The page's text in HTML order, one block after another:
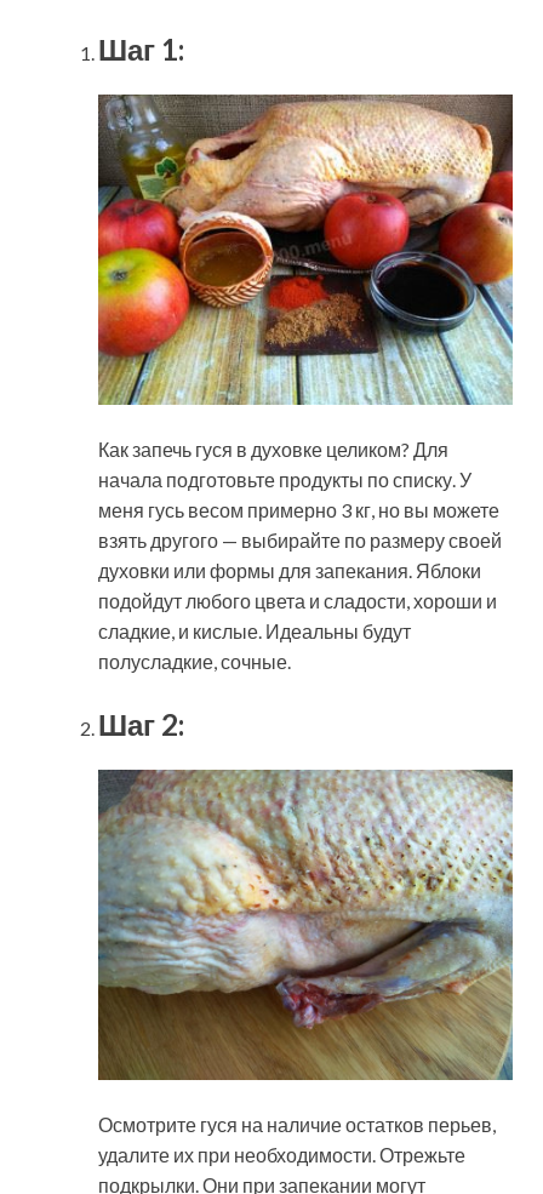
Шаг 1:
Как запечь гуся в духовке целиком? Для
начала подготовьте продукты по списку. У
меня гусь весом примерно 3 кг, но вы можете
взять другого — выбирайте по размеру своей
духовки или формы для запекания. Яблоки
подойдут любого цвета и сладости, хороши и
сладкие, и кислые. Идеальны будут
полусладкие, сочные.
Шаг 2:
Осмотрите гуся на наличие остатков перьев,
удалите их при необходимости. Отрежьте
подкрылки. Они при запекании могут